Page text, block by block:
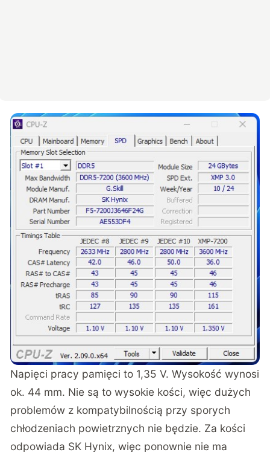
Napięci pracy pamięci to 1,35 V. Wysokość wynosi
ok. 44 mm. Nie są to wysokie kości, więc dużych
problemów z kompatybilnością przy sporych
chłodzeniach powietrznych nie będzie. Za kości
odpowiada SK Hynix, więc ponownie nie ma